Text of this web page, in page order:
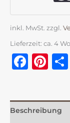
inkl. MwSt. zzgl.
Lieferzeit: ca. 4
Beschreibung